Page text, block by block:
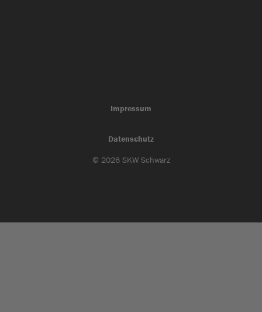
© 2026 SKW Schwarz
Impressum
Datenschutz